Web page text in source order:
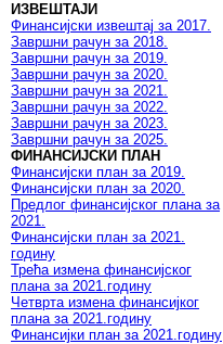
ИЗВЕШТАЈИ
Финансијски извештај за 2017.
Завршни рачун за 2018.
Завршни рачун за 2019.
Завршни рачун за 2020.
Завршни рачун за 2021.
Завршни рачун за 2022.
Завршни рачун за 2023.
Завршни рачун за 2025.
ФИНАНСИЈСКИ ПЛАН
Финансијски план за 2019.
Финансијски план за 2020.
Предлог финансијског плана за
2021.
Финансијски план за 2021.
годину
Трећа измена финансијског
плана за 2021.годину
Четврта измена финансијког
плана за 2021.годину
Финансијки план за 2021.годину